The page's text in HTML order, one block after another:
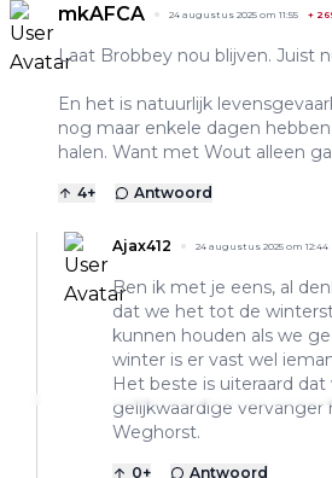
mkAFCA 24 augustus 2025 om 11:55 +
Laat Brobbey nou blijven. Juist
En het is natuurlijk
nog maar enkele dagen
halen. Want met Wout alleen
4+ Antwoord
Ajax412 24 augustus 2025 om 12:44
Ben ik met je eens, al
dat we het tot de
kunnen houden als we
winter is er vast wel
Het beste is uiteraard
gelijkwaardige vervanger
Weghorst.
0+ Antwoord